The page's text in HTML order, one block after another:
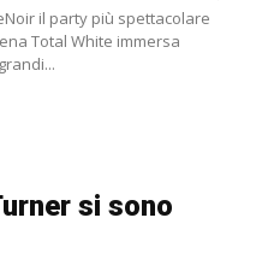
il party più spettacolare
Total White immersa
si sono